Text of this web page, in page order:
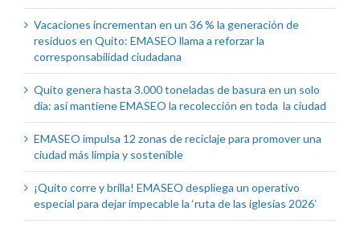
Vacaciones incrementan en un 36 % la generación de
residuos en Quito: EMASEO llama a reforzar la
corresponsabilidad ciudadana
Quito genera hasta 3.000 toneladas de basura en un solo
día: así mantiene EMASEO la recolección en toda la ciudad
EMASEO impulsa 12 zonas de reciclaje para promover una
ciudad más limpia y sostenible
¡Quito corre y brilla! EMASEO despliega un operativo
especial para dejar impecable la ‘ruta de las iglesias 2026’